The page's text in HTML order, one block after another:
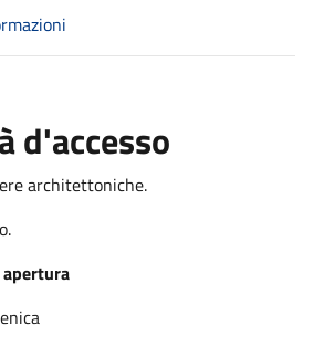
d'accesso
architettoniche.